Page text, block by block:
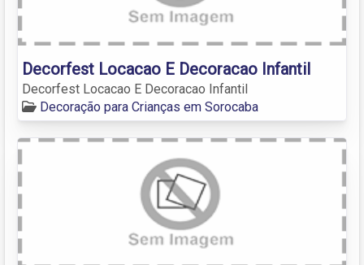
Decorfest Locacao E Decoracao Infantil
Decorfest Locacao E Decoracao Infantil
Decoração para Crianças em Sorocaba